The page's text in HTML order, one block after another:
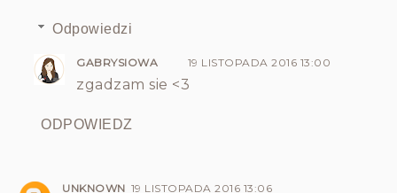
Odpowiedzi
GABRYSIOWA 19 LISTOPADA 2016 13:00
zgadzam sie <3
ODPOWIEDZ
UNKNOWN 19 LISTOPADA 2016 13:06